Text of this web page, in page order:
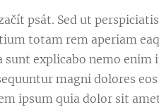
psát. Sed ut
totam rem aperiam
explicabo nemo
magni dolores
ipsum quia dolor sit